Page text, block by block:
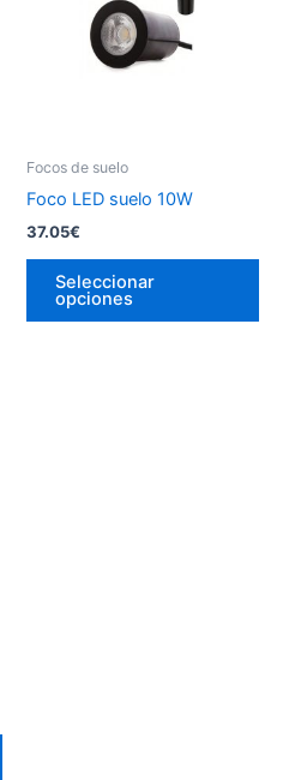
Focos de suelo
Foco LED suelo 10W
37.05€
Seleccionar
opciones
Este